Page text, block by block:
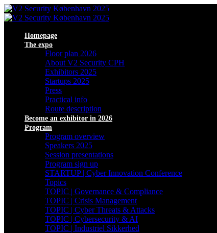
Homepage
The expo
Floor plan 2026
About V2 Security CPH
Exhibitors 2025
Startups 2025
Press
Practical info
Route description
Become an exhibitor in 2026
Program
Program overview
Speakers 2025
Session presentations
Program sign up
STARTUP | Cyber Innovation Conference
Topics
TOPIC | Governance & Compliance
TOPIC | Crisis Management
TOPIC | Cyber Threats & Attacks
TOPIC | Cybersecurity & AI
TOPIC | Industriel Sikkerhed